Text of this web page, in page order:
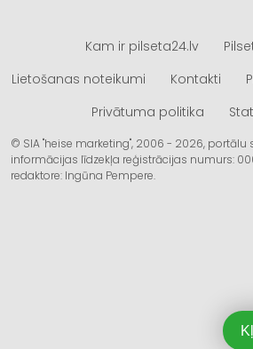
Kam ir pilseta24.lv
Lietošanas noteikumi
Kontakti
Privātuma politika
© SIA "heise marketing", 2006 - 2026, portālu
informācijas līdzekļa reģistrācijas numurs:
redaktore: Ingūna Pempere.